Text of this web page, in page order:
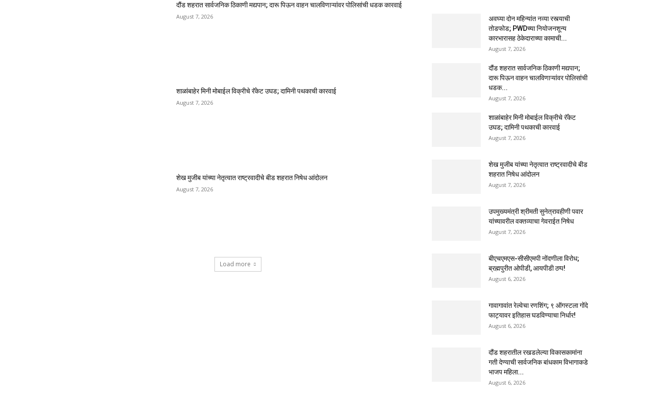
दौंड शहरात सार्वजनिक ठिकाणी मद्यपान; दारू पिऊन वाहन चालविणाऱ्यांवर पोलिसांची धडक कारवाई
August 7, 2026
शाळांबाहेर मिनी मोबाईल विक्रीचे रॅकेट उघड; दामिनी पथकाची कारवाई
August 7, 2026
शेख मुजीब यांच्या नेतृत्वात राष्ट्रवादीचे बीड शहरात निषेध आंदोलन
August 7, 2026
Load more
अवघ्या दोन महिन्यांत नव्या रस्त्याची
तोडफोड; PWDच्या नियोजनशून्य
कारभारासह ठेकेदाराच्या कामाची...
August 7, 2026
दौंड शहरात सार्वजनिक ठिकाणी मद्यपान;
दारू पिऊन वाहन चालविणाऱ्यांवर पोलिसांची
धडक...
August 7, 2026
शाळांबाहेर मिनी मोबाईल विक्रीचे रॅकेट
उघड; दामिनी पथकाची कारवाई
August 7, 2026
शेख मुजीब यांच्या नेतृत्वात राष्ट्रवादीचे बीड
शहरात निषेध आंदोलन
August 7, 2026
उपमुख्यमंत्री श्रीमती सुनेत्रावहीणी पवार
यांच्यावरील वक्तव्याचा गेवराईत निषेध
August 7, 2026
बीएचएमएस-सीसीएमपी नोंदणीला विरोध;
ब्रह्मपुरीत ओपीडी, आयपीडी ठप्प!
August 6, 2026
गावागावांत रेल्वेचा रणशिंग; ९ ऑगस्टला गोंदे
फाट्यावर इतिहास घडविण्याचा निर्धार!
August 6, 2026
दौंड शहरातील रखडलेल्या विकासकामांना
गती देण्याची सार्वजनिक बांधकाम विभागाकडे
भाजप महिला...
August 6, 2026